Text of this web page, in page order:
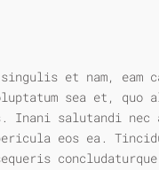
et nam, eam
sea et, quo
Inani salutandi nec
eos ea.